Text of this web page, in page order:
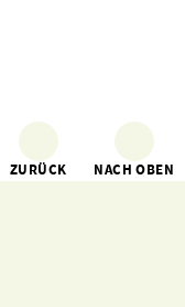
ZURÜCK NACH OBEN